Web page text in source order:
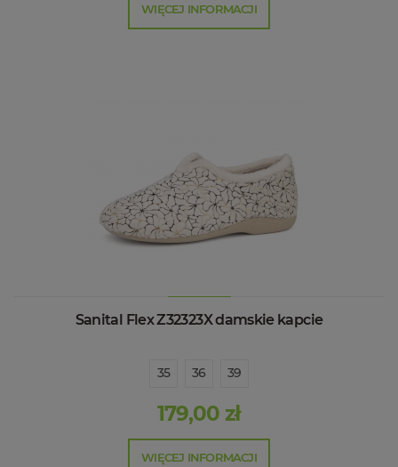
WIĘCEJ INFORMACJI
Sanital Flex Z32323X damskie kapcie
35 36 39
179,00 zł
WIĘCEJ INFORMACJI